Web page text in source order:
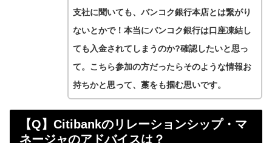
支社に聞いても、バンコク銀行本店とは繋がり
ないとかで！本当にバンコク銀行は口座凍結し
ても入金されてしまうのか?確認したいと思っ
て。こちら参加の方だったらそのような情報お
持ちかと思って、藁をも掴む思いです。
【Q】Citibankのリレーションシップ・マ
ネージャのアドバイスは？